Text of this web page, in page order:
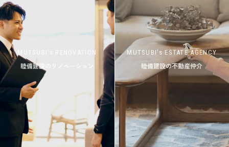
MUTSUBI’s RENOVATION
睦備建設のリノベーション
MUTSUBI’s ESTATE AGENCY
睦備建設の不動産仲介